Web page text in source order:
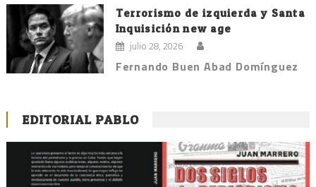
Terrorismo de izquierda y Santa
Inquisición new age
julio 28, 2026
Fernando Buen Abad Domínguez
EDITORIAL PABLO